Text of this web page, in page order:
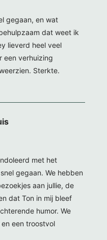
gegaan, en wat
dat weet ik
lieverd heel veel
een verhuizing
Sterkte.
met het
gegaan. We hebben
aan jullie, de
dat Ton in mij bleef
humor. We
een troostvol